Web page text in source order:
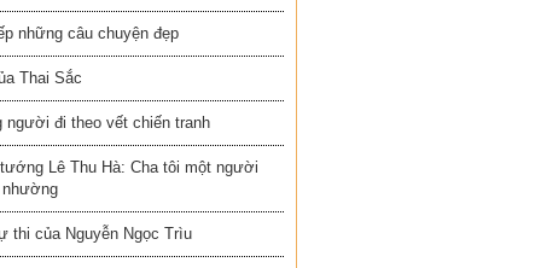
những câu chuyện đẹp
Thai Sắc
người đi theo vết chiến tranh
Lê Thu Hà: Cha tôi một người
nhường
thi của Nguyễn Ngọc Trìu